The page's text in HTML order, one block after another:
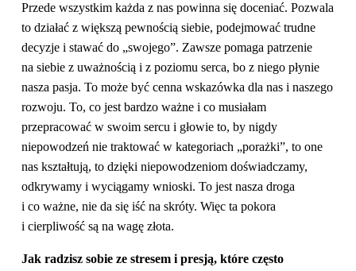
Przede wszystkim każda z nas powinna się doceniać. Pozwala
to działać z większą pewnością siebie, podejmować trudne
decyzje i stawać do „swojego”. Zawsze pomaga patrzenie
na siebie z uważnością i z poziomu serca, bo z niego płynie
nasza pasja. To może być cenna wskazówka dla nas i naszego
rozwoju. To, co jest bardzo ważne i co musiałam
przepracować w swoim sercu i głowie to, by nigdy
niepowodzeń nie traktować w kategoriach „porażki”, to one
nas kształtują, to dzięki niepowodzeniom doświadczamy,
odkrywamy i wyciągamy wnioski. To jest nasza droga
i co ważne, nie da się iść na skróty. Więc ta pokora
i cierpliwość są na wagę złota.
Jak radzisz sobie ze stresem i presją, które często